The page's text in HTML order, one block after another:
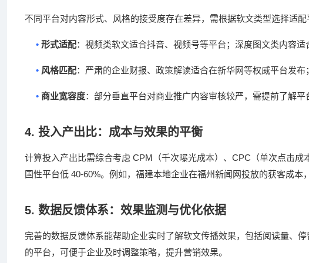
不同平台对内容形式、风格的接受度存在差异，需根据软文类型选择适配
• 形式适配：视频类软文适合抖音、视频号等平台；深度图文类内容适
• 风格匹配：严肃的企业财报、政策解读适合在新华网等权威平台发
• 商业宽容度：部分垂直平台对商业推广内容审核较严，需提前了解平
4. 投入产出比：成本与效果的平衡
计算投入产出比需综合考虑 CPM （千次曝光成本）、 CPC （单次点击
国性平台低 40-60%。例如，福建本地企业在福州新闻网投放的获客成本
5. 数据反馈体系：效果监测与优化依据
完善的数据反馈体系能帮助企业实时了解软文传播效果，包括阅读量、
的平台，可便于企业及时调整策略，提升营销效果。